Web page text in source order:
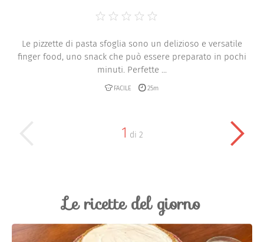
Le pizzette di pasta sfoglia sono un delizioso e versatile
finger food, uno snack che può essere preparato in pochi
minuti. Perfette ...
FACILE 25m
1 di 2
Le ricette del giorno